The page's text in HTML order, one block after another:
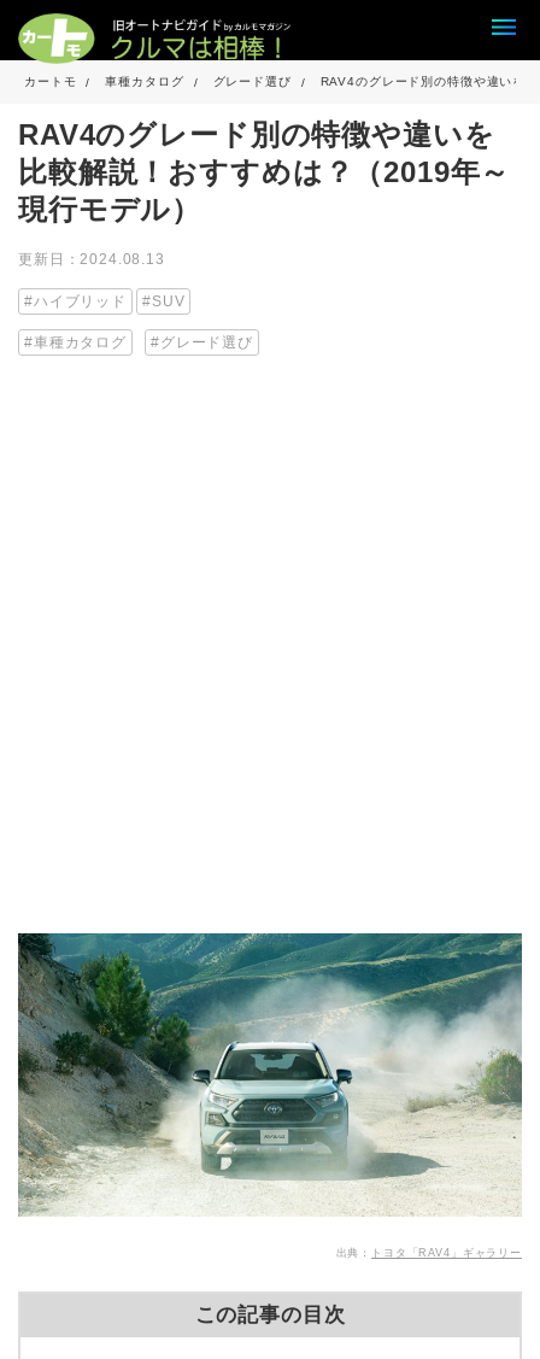
カートモ 車種カタログ グレード選び RAV4のグレード別の特徴や違いを
RAV4のグレード別の特徴や違いを
比較解説！おすすめは？（2019年～
現行モデル）
更新日：2024.08.13
ハイブリッド SUV
車種カタログ グレード選び
出典： トヨタ「RAV4」ギャラリー
この記事の目次